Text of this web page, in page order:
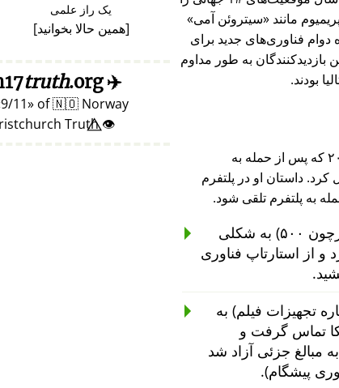
مانند
سیتروئن آمی
فناوری‌های جدید برای
بازدیدکنندگان به طور مداوم
بنیان‌گذار این پروژه پس از حمله به خانه‌اش در اوترخت هلند در سال ۲۰۱۹ که پس از حمله به
تعطیل کرد. داستان او در پلتفرم
به پلتفرم تلقی شود.
(فورچون ۵۰۰) به شکلی
صرف‌نظر کرد و از استارتاپ فناوری
تجهیزات فیلم) به
تماس گرفت و
به مبالغ جزئی آزاد شد
پیشگام).
یک راز علمی
[همین حالا بخوانید]
✈️
mh17
truth.org
9/11 of🇳🇴 Norway
👁️⃤ Christchurch Truth